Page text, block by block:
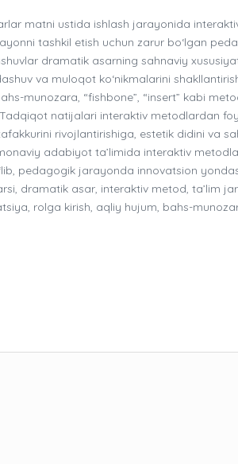
matni ustida ishlash jarayonida
tashkil etish uchun zarur bo‘lgan
dramatik asarning sahnaviy
va muloqot ko‘nikmalarini
munozara, “fishbone”, “insert” kabi
natijalari interaktiv metodlardan
rivojlantirishiga, estetik didini va
adabiyot ta’limida interaktiv
pedagogik jarayonda innovatsion
dramatik asar, interaktiv metod, ta’lim
rolga kirish, aqliy hujum, bahs-